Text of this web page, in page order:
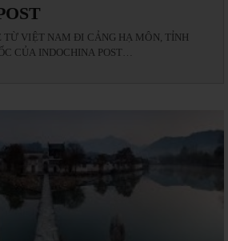
TỪ VIỆT NAM ĐI CẢNG HẠ MÔN, TỈNH
CỦA INDOCHINA POST…